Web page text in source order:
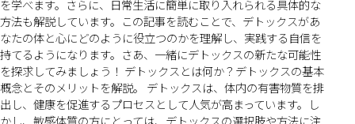
を学べます。さらに、日常生活に簡単に取り入れられる具体的な
方法も解説しています。この記事を読むことで、デトックスがあ
なたの体と心にどのように役立つのかを理解し、実践する自信を
持てるようになります。さあ、一緒にデトックスの新たな可能性
を探求してみましょう！ デトックスとは何か？デトックスの基本
概念とそのメリットを解説。 デトックスは、体内の有害物質を排
出し、健康を促進するプロセスとして人気が高まっています。し
かし、敏感体質の方にとっては、デトックスの選択肢や方法に注